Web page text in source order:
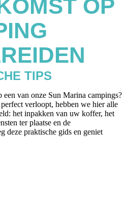
OP
TIPS
van onze Sun Marina campings?
verloopt, hebben we hier alle
het inpakken van uw koffer, het
ter plaatse en de
deze praktische gids en geniet